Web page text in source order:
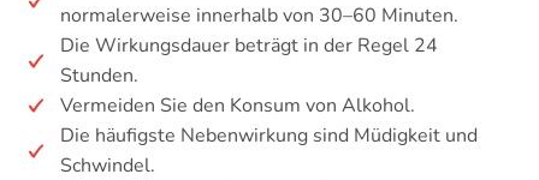
normalerweise innerhalb von 30–60 Minuten.
Die Wirkungsdauer beträgt in der Regel 24
Stunden.
Vermeiden Sie den Konsum von Alkohol.
Die häufigste Nebenwirkung sind Müdigkeit und
Schwindel.